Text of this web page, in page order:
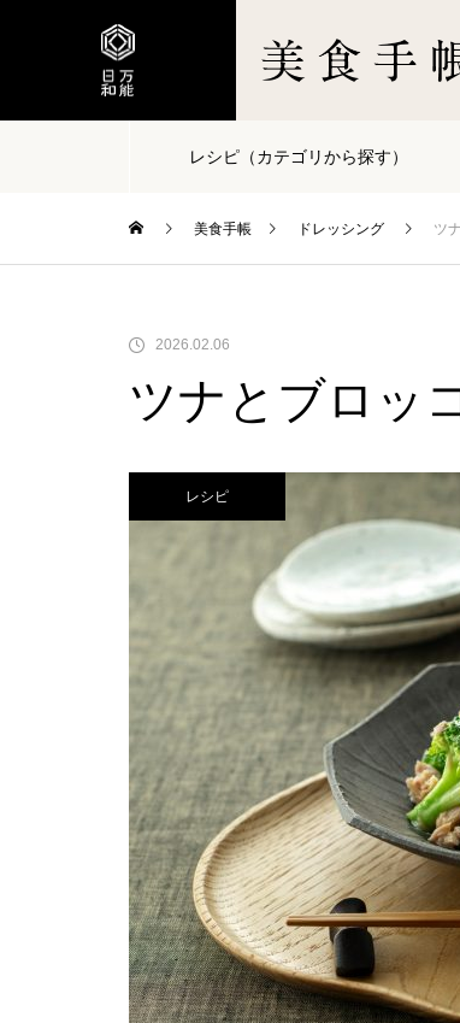
レシピ（カテゴリから探す）
美食手帳 ドレッシング ツ
2026.02.06
ツナとブロッ
レシピ